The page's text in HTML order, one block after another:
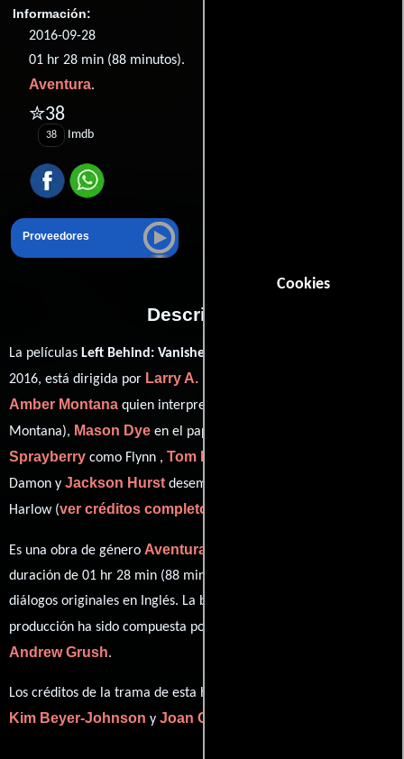
Cookies
Información:
2016-09-28
01 hr 28 min (88 minutos).
Aventura.
✮38
38 Imdb
Proveedores
Descripción
La películas Left Behind: Vanished: Next Generation
2016, está dirigida por Larry A. McLean
Amber Montana quien interpreta a Gabby Harlow (as Amber
Montana), Mason Dye en el papel de Josh Jackson,
Sprayberry como Flynn , Tom Everett Scott
Damon y Jackson Hurstdesempeñando el papel de Eric
Harlow (ver créditos completos
Es una obra de género Aventura
duración de 01 hr 28 min (88 minutos), esta película tiene
diálogos originales en Inglés. La banda sonora para esta
producción ha sido compuesta por
Andrew Grush.
Los créditos de la trama de esta historia están divididos entre
Kim Beyer-Johnson y Joan Considine Johnson